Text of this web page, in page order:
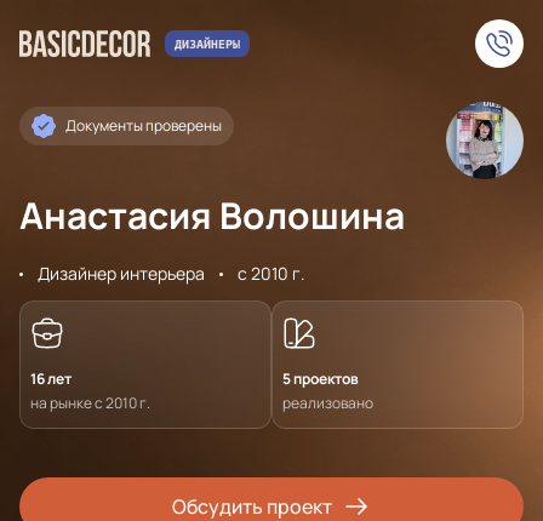
Документы проверены
Анастасия Волошина
Дизайнер интерьера с 2010 г.
16 лет
на рынке с 2010 г.
5 проектов
реализовано
Обсудить проект